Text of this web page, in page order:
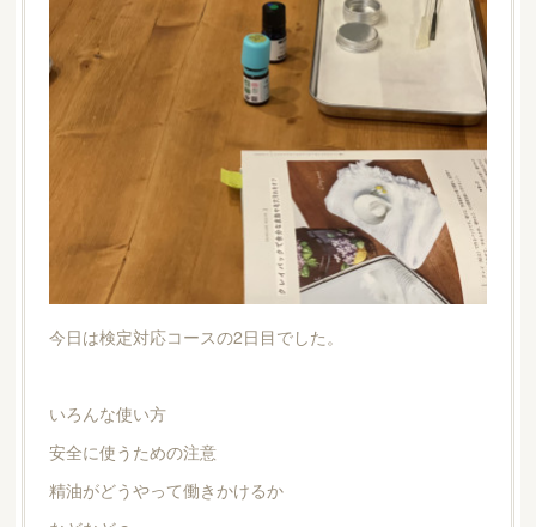
今日は検定対応コースの2日目でした。
いろんな使い方
安全に使うための注意
精油がどうやって働きかけるか